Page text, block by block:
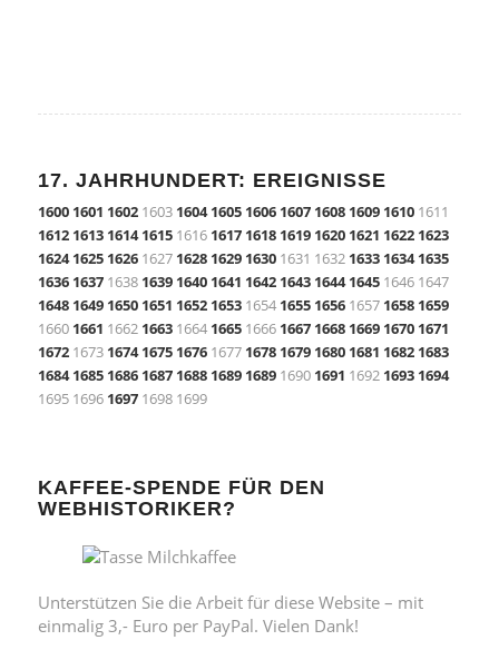
17. JAHRHUNDERT: EREIGNISSE
1600 1601 16021603 1604 1605 1606 1607 1608 1609 16101611
1612 1613 1614 16151616 1617 1618 1619 1620 1621 1622 1623
1624 1625 16261627 1628 1629 16301631 1632 1633 1634 1635
1636 16371638 1639 1640 1641 1642 1643 1644 16451646 1647
1648 1649 1650 1651 1652 16531654 1655 16561657 1658 1659
1660 1661 1662 16631664 16651666 1667 1668 1669 1670 1671
16721673 1674 1675 16761677 1678 1679 1680 1681 1682 1683
1684 1685 1686 1687 1688 1689 16891690 1691 1692 1693 1694
1695 1696 16971698 1699
KAFFEE-SPENDE FÜR DEN
WEBHISTORIKER?
Unterstützen Sie die Arbeit für diese Website – mit
einmalig 3,- Euro per PayPal. Vielen Dank!